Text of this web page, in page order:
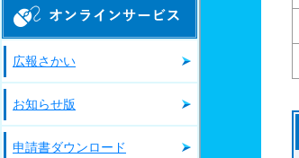
広報さかい
お知らせ版
申請書ダウンロード